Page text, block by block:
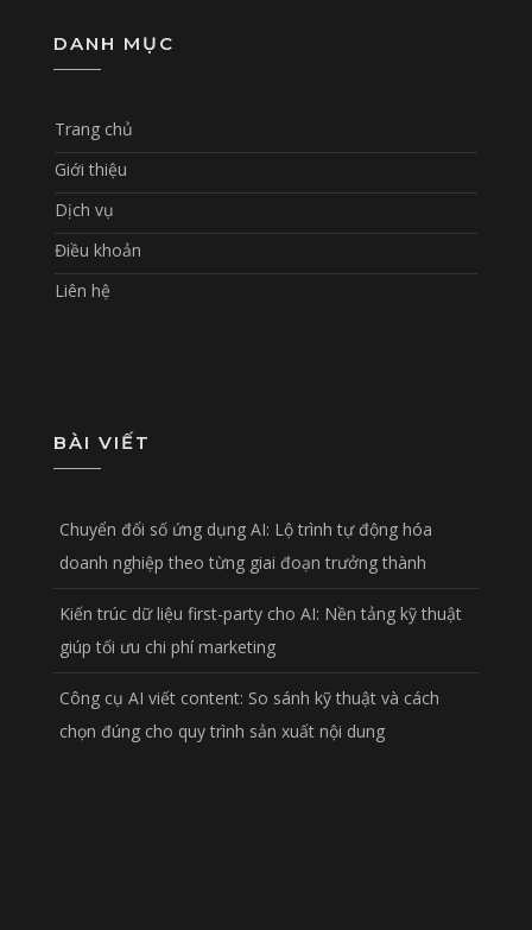
DANH MỤC
Trang chủ
Giới thiệu
Dịch vụ
Điều khoản
Liên hệ
BÀI VIẾT
Chuyển đổi số ứng dụng AI: Lộ trình tự động hóa
doanh nghiệp theo từng giai đoạn trưởng thành
Kiến trúc dữ liệu first-party cho AI: Nền tảng kỹ thuật
giúp tối ưu chi phí marketing
Công cụ AI viết content: So sánh kỹ thuật và cách
chọn đúng cho quy trình sản xuất nội dung